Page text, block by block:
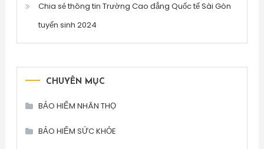
Chia sẻ thông tin Trường Cao đẳng Quốc tế Sài Gòn
tuyển sinh 2024
CHUYÊN MỤC
BẢO HIỂM NHÂN THỌ
BẢO HIỂM SỨC KHỎE